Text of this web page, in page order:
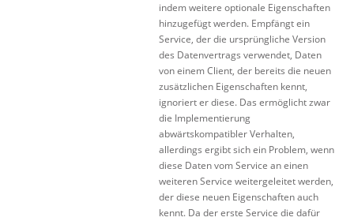
indem weitere optionale Eigenschaften
hinzugefügt werden. Empfängt ein
Service, der die ursprüngliche Version
des Datenvertrags verwendet, Daten
von einem Client, der bereits die neuen
zusätzlichen Eigenschaften kennt,
ignoriert er diese. Das ermöglicht zwar
die Implementierung
abwärtskompatibler Verhalten,
allerdings ergibt sich ein Problem, wenn
diese Daten vom Service an einen
weiteren Service weitergeleitet werden,
der diese neuen Eigenschaften auch
kennt. Da der erste Service die dafür